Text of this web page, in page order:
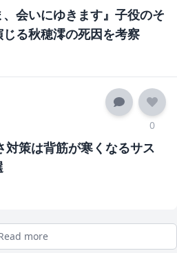
会いにゆきます』子役のそ
る秋穂澪の死因を考察
0
対策は背筋が寒くなるサス
more